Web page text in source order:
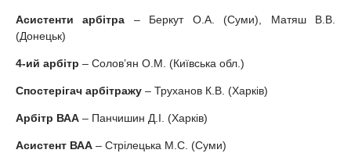
Асистенти арбітра – Беркут О.А. (Суми), Матяш В.В.
(Донецьк)
4-ий арбітр – Солов’ян О.М. (Київська обл.)
Спостерігач арбітражу – Труханов К.В. (Харків)
Арбітр ВАА – Панчишин Д.І. (Харків)
Асистент ВАА – Стрілецька М.С. (Суми)